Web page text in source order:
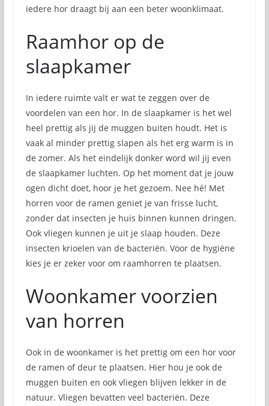
iedere hor draagt bij aan een beter woonklimaat.
Raamhor op de
slaapkamer
In iedere ruimte valt er wat te zeggen over de
voordelen van een hor. In de slaapkamer is het wel
heel prettig als jij de muggen buiten houdt. Het is
vaak al minder prettig slapen als het erg warm is in
de zomer. Als het eindelijk donker word wil jij even
de slaapkamer luchten. Op het moment dat je jouw
ogen dicht doet, hoor je het gezoem. Nee hé! Met
horren voor de ramen geniet je van frisse lucht,
zonder dat insecten je huis binnen kunnen dringen.
Ook vliegen kunnen je uit je slaap houden. Deze
insecten krioelen van de bacteriën. Voor de hygiëne
kies je er zeker voor om raamhorren te plaatsen.
Woonkamer voorzien
van horren
Ook in de woonkamer is het prettig om een hor voor
de ramen of deur te plaatsen. Hier hou je ook de
muggen buiten en ook vliegen blijven lekker in de
natuur. Vliegen bevatten veel bacteriën. Deze